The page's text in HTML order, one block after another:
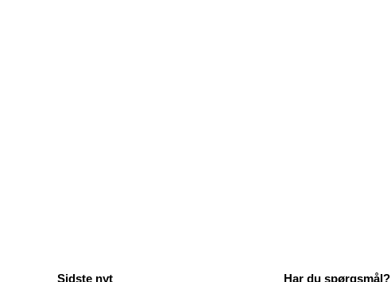
Sidste nyt Har du spørgsmål?